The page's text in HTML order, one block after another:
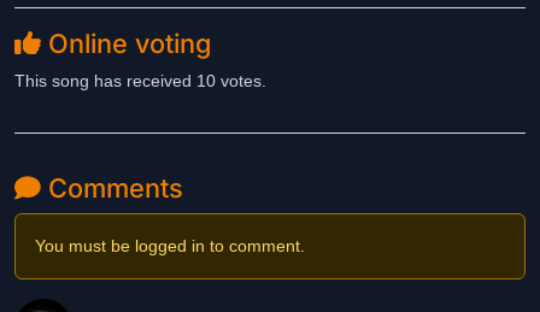
Tiefe verstärkt.
Online voting
This song has received 10 votes.
Comments
You must be logged in to comment.